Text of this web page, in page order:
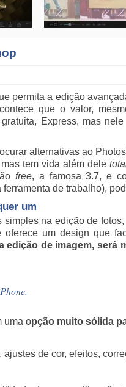
permita a edição
que o valor,
Express, mas
alternativas ao
mas tem vida além dele
free, a famosa 3.7, e
de trabalho),
um
na edição de
oferece um design que
de imagem, será
uma opção muito sólida
de cor, efeitos,